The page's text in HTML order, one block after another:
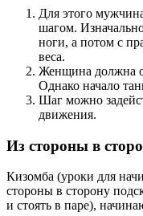
Для этого
шагом.
ноги, а потом с
веса.
Женщина должна
Однако начало
Шаг можно
движения.
Из стороны в
Кизомба (уроки для
стороны в сторону
и стоять в паре),